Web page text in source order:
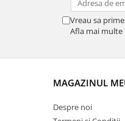
Vreau sa
Afla mai multe
MAGAZINUL
Despre noi